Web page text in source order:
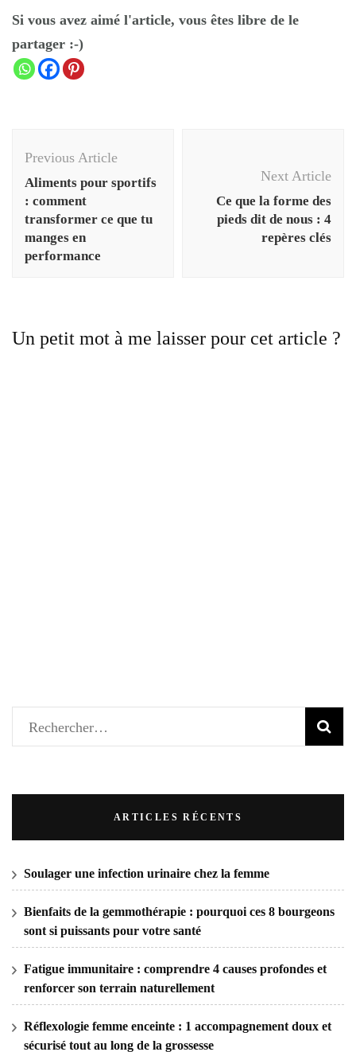
Si vous avez aimé l'article, vous êtes libre de le
partager :-)
Previous Article
Aliments pour sportifs
: comment
transformer ce que tu
manges en
performance
Next Article
Ce que la forme des
pieds dit de nous : 4
repères clés
Un petit mot à me laisser pour cet article ?
ARTICLES RÉCENTS
Soulager une infection urinaire chez la femme
Bienfaits de la gemmothérapie : pourquoi ces 8 bourgeons
sont si puissants pour votre santé
Fatigue immunitaire : comprendre 4 causes profondes et
renforcer son terrain naturellement
Réflexologie femme enceinte : 1 accompagnement doux et
sécurisé tout au long de la grossesse